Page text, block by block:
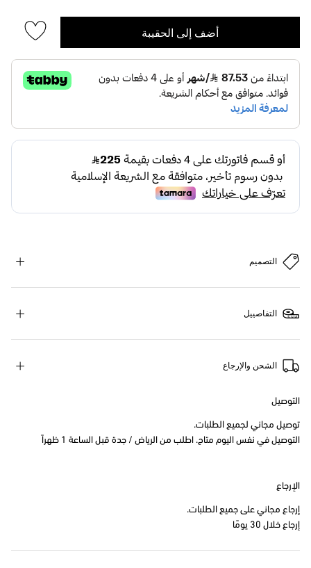
أضف إلى الحقيبة
التصميم
التفاصييل
الشحن والإرجاع
التوصيل
توصيل مجاني لجميع الطلبات.
التوصيل في نفس اليوم متاح. اطلب من الرياض / جدة قبل الساعة 1 ظهراً
الإرجاع
إرجاع مجاني على جميع الطلبات.
إرجاع خلال 30 يومًا